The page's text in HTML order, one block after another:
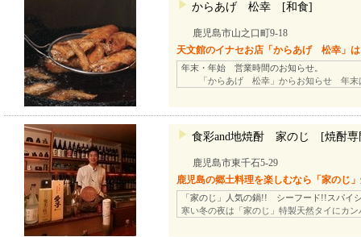
からあげ 松幸 [和食]
鹿児島市山之口町9-18
天文館のイナセお店「からあげ 松幸」
年末・年始 営業時間のお知らせ。
「からあげ 松幸」からお知らせ 年末
食彩and地焼酎 家のじ [焼酎専
鹿児島市東千石5-29
鹿児島の郷土料理を楽しむなら「家のじ
「家のじ」人気の鍋!! シーフード!!スパイ
寒い冬の夜は「家のじ」特製天然タイにカ